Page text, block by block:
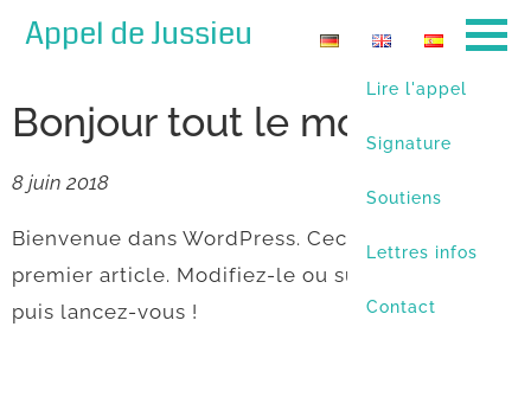
Appel de Jussieu
Lire l'appel
Signature
Soutiens
Lettres infos
Contact
Bonjour tout le monde !
8 juin 2018
Bienvenue dans WordPress. Ceci est votre
premier article. Modifiez-le ou supprimez-le,
puis lancez-vous !